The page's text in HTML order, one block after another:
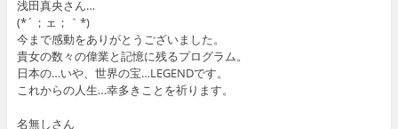
浅田真央さん…
(*´；ェ；｀*)
今まで感動をありがとうございました。
貴女の数々の偉業と記憶に残るプログラム。
日本の…いや、世界の宝…LEGENDです。
これからの人生…幸多きことを祈ります。
名無しさん